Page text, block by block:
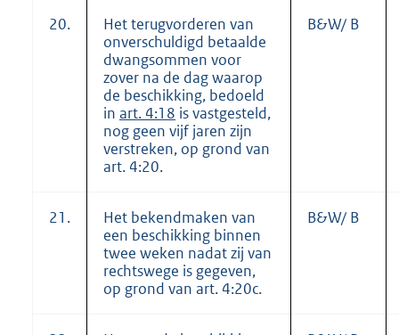
20.
Het terugvorderen van
onverschuldigd betaalde
dwangsommen voor
zover na de dag waarop
de beschikking, bedoeld
in art. 4:18 is vastgesteld,
nog geen vijf jaren zijn
verstreken, op grond van
art. 4:20.
B&W/ B
21.
Het bekendmaken van
een beschikking binnen
twee weken nadat zij van
rechtswege is gegeven,
op grond van art. 4:20c.
B&W/ B